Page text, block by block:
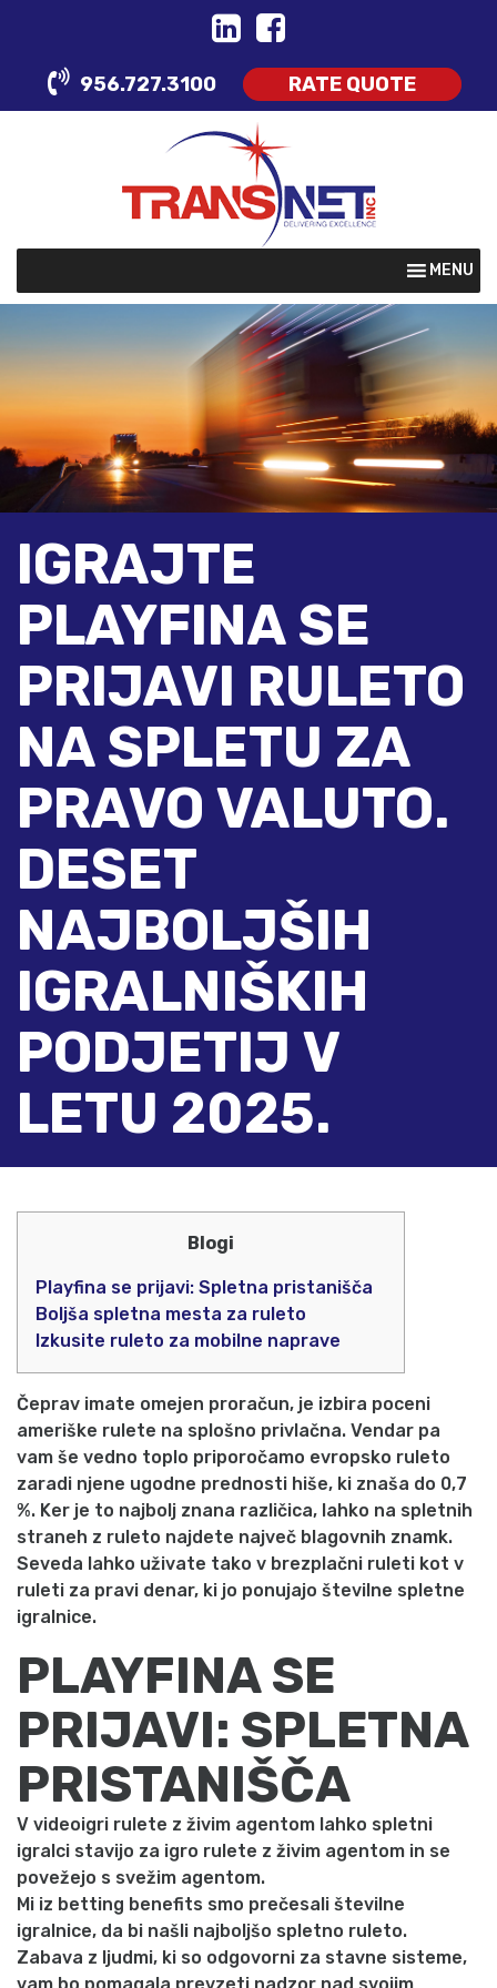
content
956.727.3100 RATE QUOTE
MENU
IGRAJTE
PLAYFINA SE
PRIJAVI RULETO
NA SPLETU ZA
PRAVO VALUTO.
DESET
NAJBOLJŠIH
IGRALNIŠKIH
PODJETIJ V
LETU 2025.
Blogi
Playfina se prijavi: Spletna pristanišča
Boljša spletna mesta za ruleto
Izkusite ruleto za mobilne naprave
Čeprav imate omejen proračun, je izbira poceni
ameriške rulete na splošno privlačna. Vendar pa
vam še vedno toplo priporočamo evropsko ruleto
zaradi njene ugodne prednosti hiše, ki znaša do 0,7
%. Ker je to najbolj znana različica, lahko na spletnih
straneh z ruleto najdete največ blagovnih znamk.
Seveda lahko uživate tako v brezplačni ruleti kot v
ruleti za pravi denar, ki jo ponujajo številne spletne
igralnice.
PLAYFINA SE
PRIJAVI: SPLETNA
PRISTANIŠČA
V videoigri rulete z živim agentom lahko spletni
igralci stavijo za igro rulete z živim agentom in se
povežejo s svežim agentom.
Mi iz betting benefits smo prečesali številne
igralnice, da bi našli najboljšo spletno ruleto.
Zabava z ljudmi, ki so odgovorni za stavne sisteme,